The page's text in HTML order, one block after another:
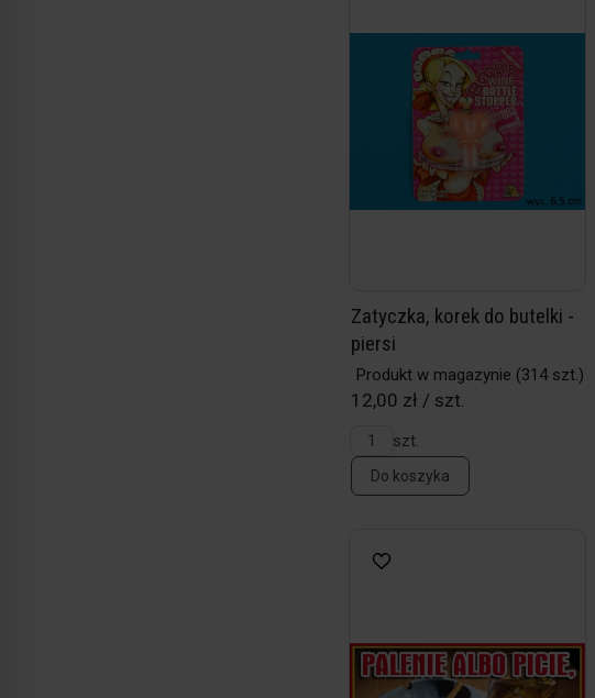
Zatyczka, korek do butelki -
piersi
Produkt w magazynie (314 szt.)
12,00 zł / szt.
szt.
Do koszyka